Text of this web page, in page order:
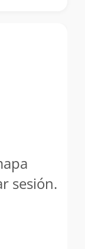
sesión.